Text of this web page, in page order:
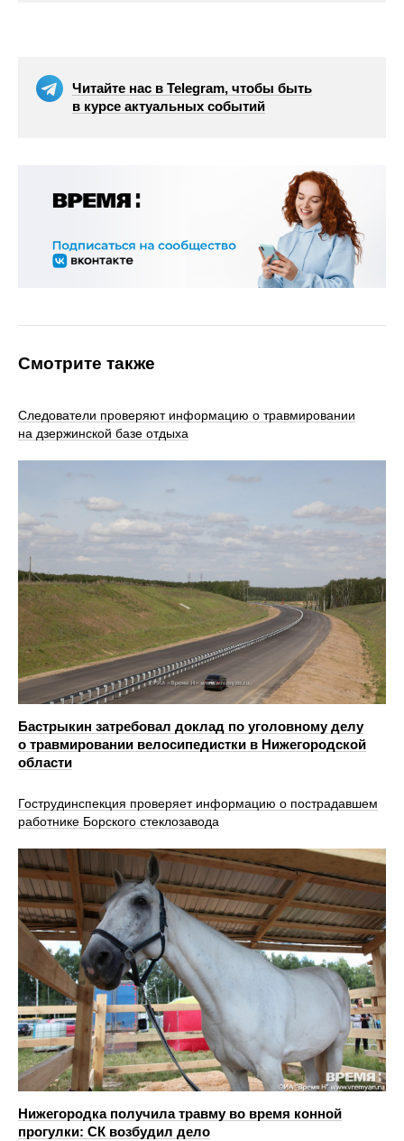
Читайте нас в Telegram, чтобы быть
в курсе актуальных событий
Смотрите также
Следователи проверяют информацию о травмировании
на дзержинской базе отдыха
Бастрыкин затребовал доклад по уголовному делу
о травмировании велосипедистки в Нижегородской
области
Гострудинспекция проверяет информацию о пострадавшем
работнике Борского стеклозавода
Нижегородка получила травму во время конной
прогулки: СК возбудил дело